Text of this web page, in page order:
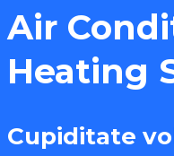
Air
Heating
Cupiditate